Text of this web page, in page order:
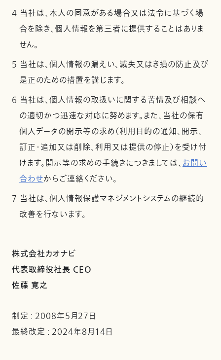
4 当社は、本人の同意がある場合又は法令に基づく場
合を除き、個人情報を第三者に提供することはありま
せん。
5 当社は、個人情報の漏えい、滅失又はき損の防止及び
是正のための措置を講じます。
6 当社は、個人情報の取扱いに関する苦情及び相談へ
の適切かつ迅速な対応に努めます。また、当社の保有
個人データの開示等の求め（利用目的の通知、開示、
訂正・追加又は削除、利用又は提供の停止）を受け付
けます。開示等の求めの手続きにつきましては、お問い
合わせからご連絡ください。
7 当社は、個人情報保護マネジメントシステムの継続的
改善を行ないます。
株式会社カオナビ
代表取締役社長 CEO
佐藤 寛之
制定 : 2008年5月27日
最終改定 : 2024年8月14日